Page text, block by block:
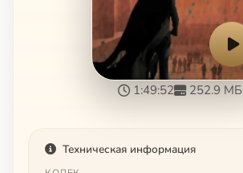
1:49:52 252.9 МБ
Техническая информация